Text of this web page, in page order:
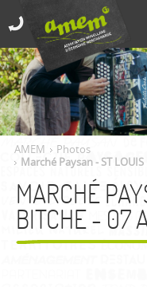
AMEM
Photos
Marché Paysan - ST
MARCHÉ
BITCHE - 07